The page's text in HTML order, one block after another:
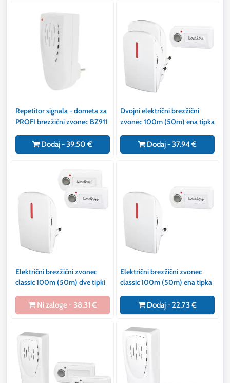
Repetitor signala - dometa za
PROFI brezžični zvonec BZ911
Dodaj - 39.50 €
Dvojni električni brezžični
zvonec 100m (50m) ena tipka
Dodaj - 37.94 €
Električni brezžični zvonec
classic 100m (50m) dve tipki
Ni zaloge - 38.31 €
Električni brezžični zvonec
classic 100m (50m) ena tipka
Dodaj - 22.73 €